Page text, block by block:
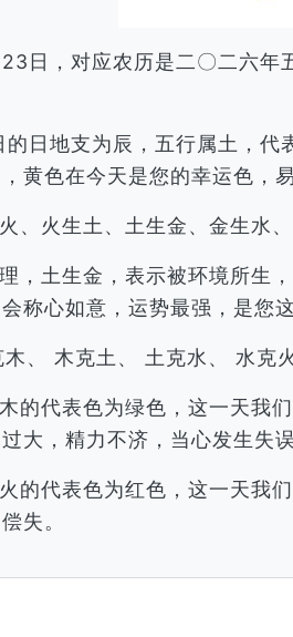
日，对应农历是二〇二六年
日地支为辰，五行属土，代
黄色在今天是您的幸运色，
、火生土、土生金、金生水、
，土生金，表示被环境所生
称心如意，运势最强，是您
、 木克土、 土克水、 水克
的代表色为绿色，这一天我
大，精力不济，当心发生失误
的代表色为红色，这一天我
失。